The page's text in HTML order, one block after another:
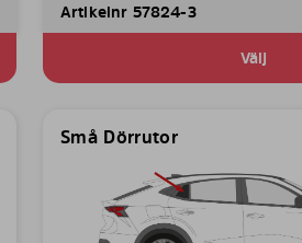
Artikelnr 57824-3
Välj
Små Dörrutor